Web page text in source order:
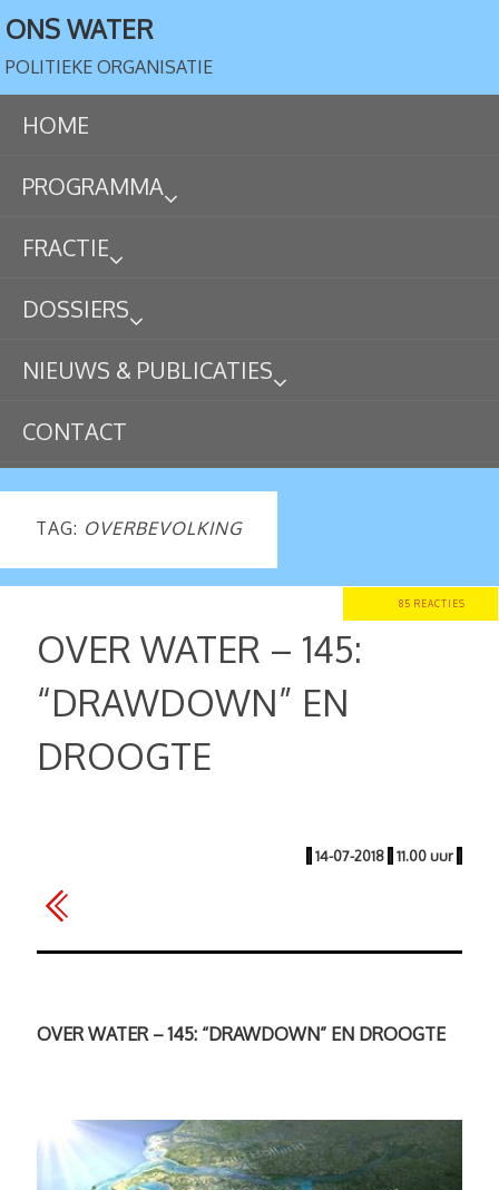
ONS WATER
POLITIEKE ORGANISATIE
HOME
PROGRAMMA
FRACTIE
DOSSIERS
NIEUWS & PUBLICATIES
CONTACT
TAG: OVERBEVOLKING
85 REACTIES
OVER WATER – 145:
“DRAWDOWN” EN
DROOGTE
| 14-07-2018 | 11.00 uur |
OVER WATER – 145: “DRAWDOWN” EN DROOGTE